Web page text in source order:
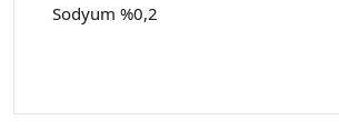
Sodyum %0,2